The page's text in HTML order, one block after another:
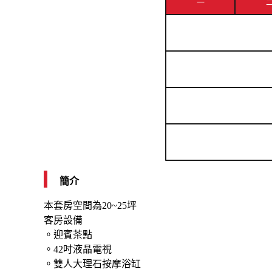
一
簡介
本套房空間為20~25坪
客房設備
。迎賓茶點
。42吋液晶電視
。雙人大理石按摩浴缸